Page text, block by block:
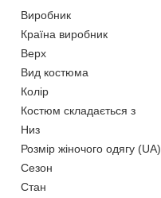
Виробник
Країна виробник
Верх
Вид костюма
Колір
Костюм складається з
Низ
Розмір жіночого одягу (UA)
Сезон
Стан